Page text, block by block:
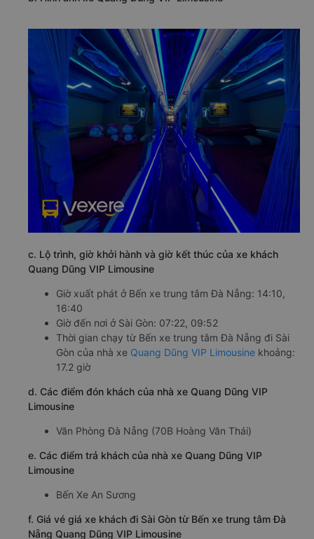
c. Lộ trình, giờ khởi hành và giờ kết thúc của xe khách
Quang Dũng VIP Limousine
Giờ xuất phát ở Bến xe trung tâm Đà Nẵng: 14:10,
16:40
Giờ đến nơi ở Sài Gòn: 07:22, 09:52
Thời gian chạy từ Bến xe trung tâm Đà Nẵng đi Sài
Gòn của nhà xe Quang Dũng VIP Limousine khoảng:
17.2 giờ
d. Các điểm đón khách của nhà xe Quang Dũng VIP
Limousine
Văn Phòng Đà Nẵng (70B Hoàng Văn Thái)
e. Các điểm trả khách của nhà xe Quang Dũng VIP
Limousine
Bến Xe An Sương
f. Giá vé giá xe khách đi Sài Gòn từ Bến xe trung tâm Đà
Nẵng Quang Dũng VIP Limousine